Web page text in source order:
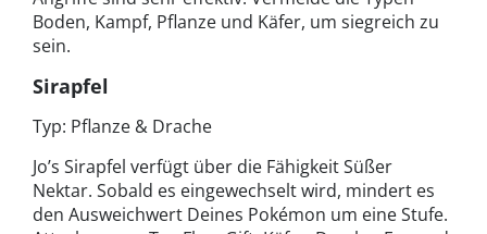
Boden, Kampf, Pflanze und Käfer, um siegreich zu
sein.
Sirapfel
Typ: Pflanze & Drache
Jo’s Sirapfel verfügt über die Fähigkeit Süßer
Nektar. Sobald es eingewechselt wird, mindert es
den Ausweichwert Deines Pokémon um eine Stufe.